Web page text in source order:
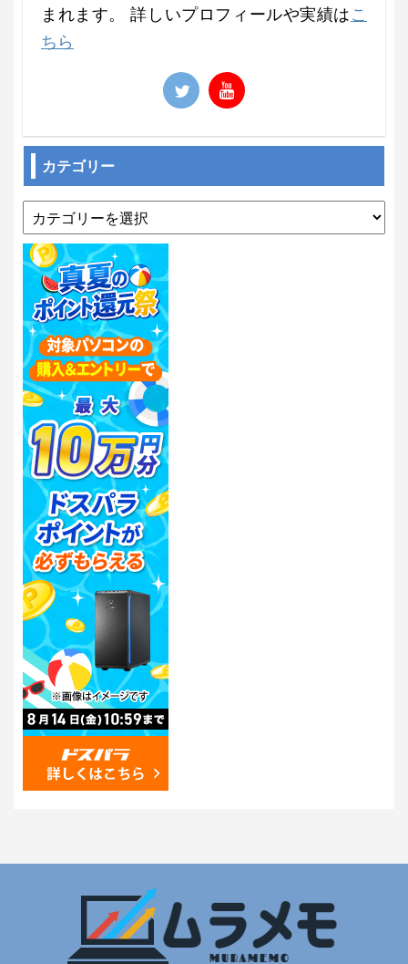
まれます。 詳しいプロフィールや実績はこ
ちら
カテゴリー